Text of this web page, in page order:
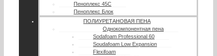
Пеноплекс 45С
Пеноплекс Блок
ПОЛИУРЕТАНОВАЯ ПЕНА
Однокомпонентная пена
Sodafoam Professional 60
Soudafoam Low Expansion
Flexifoam